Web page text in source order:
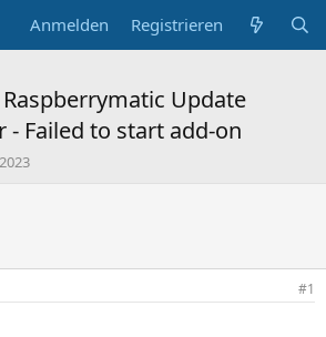
Anmelden Registrieren
Update
- Failed to start add-on
#1